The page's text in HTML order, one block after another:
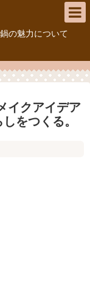
の魅力について
イクアイデア
をつくる。